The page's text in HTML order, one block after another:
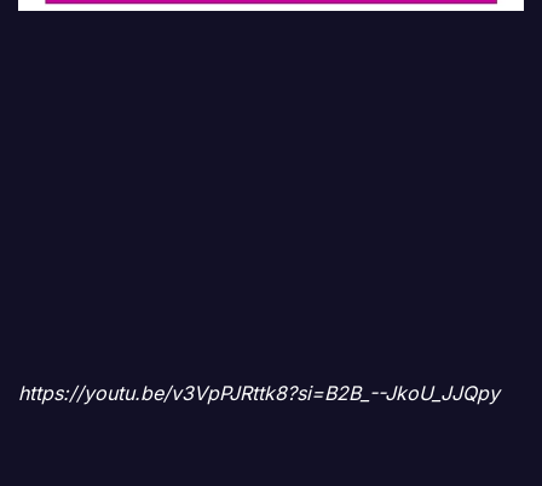
https://youtu.be/v3VpPJRttk8?si=B2B_--JkoU_JJQpy